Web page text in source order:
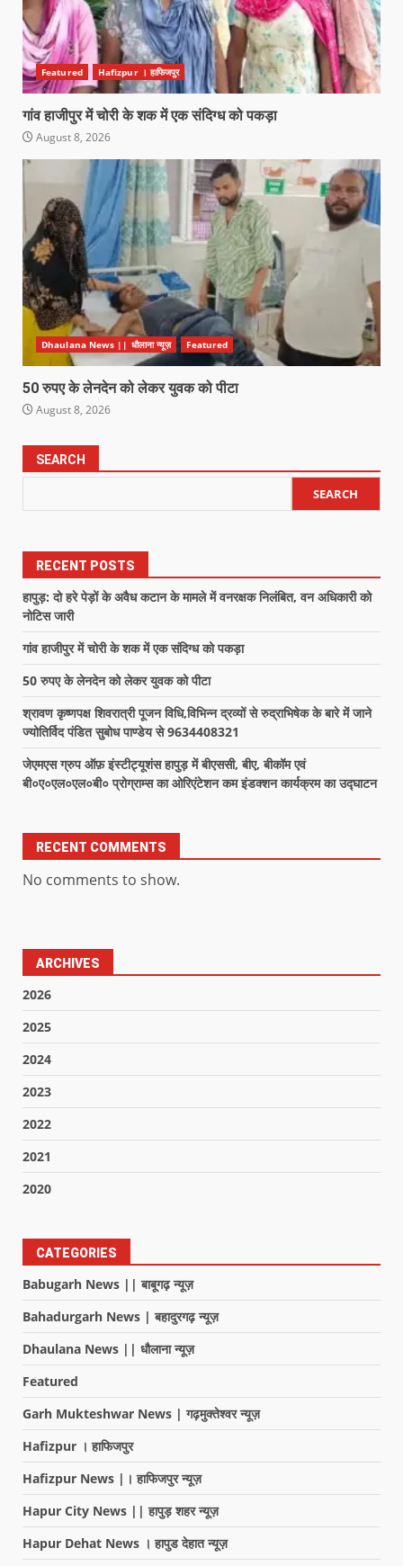
Featured Hafizpur । हाफिजपुर
गांव हाजीपुर में चोरी के शक में एक संदिग्ध को पकड़ा
August 8, 2026
Dhaulana News || धौलाना न्यूज़ Featured
50 रुपए के लेनदेन को लेकर युवक को पीटा
August 8, 2026
SEARCH
SEARCH
RECENT POSTS
हापुड़: दो हरे पेड़ों के अवैध कटान के मामले में वनरक्षक निलंबित, वन अधिकारी को
नोटिस जारी
गांव हाजीपुर में चोरी के शक में एक संदिग्ध को पकड़ा
50 रुपए के लेनदेन को लेकर युवक को पीटा
श्रावण कृष्णपक्ष शिवरात्री पूजन विधि,विभिन्न द्रव्यों से रुद्राभिषेक के बारे में जाने
ज्योतिर्विद पंडित सुबोध पाण्डेय से 9634408321
जेएमएस ग्रुप ऑफ़ इंस्टीट्यूशंस हापुड़ में बीएससी, बीए, बीकॉम एवं
बी०ए०एल०एल०बी० प्रोग्राम्स का ओरिएंटेशन कम इंडक्शन कार्यक्रम का उद्घाटन
RECENT COMMENTS
No comments to show.
ARCHIVES
2026
2025
2024
2023
2022
2021
2020
CATEGORIES
Babugarh News || बाबूगढ़ न्यूज़
Bahadurgarh News | बहादुरगढ़ न्यूज़
Dhaulana News || धौलाना न्यूज़
Featured
Garh Mukteshwar News | गढ़मुक्तेश्वर न्यूज़
Hafizpur । हाफिजपुर
Hafizpur News |। हाफिजपुर न्यूज़
Hapur City News || हापुड़ शहर न्यूज़
Hapur Dehat News । हापुड देहात न्यूज़